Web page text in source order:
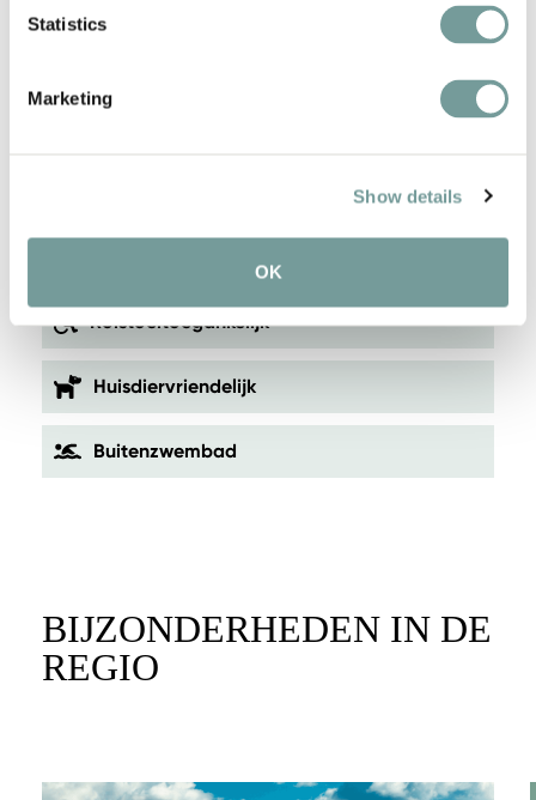
Statistics
Marketing
Show details
OK
Unieke wellness
Vlakbij Cannes
Rolstoeltoegankelijk
Huisdiervriendelijk
Buitenzwembad
BIJZONDERHEDEN IN DE
REGIO